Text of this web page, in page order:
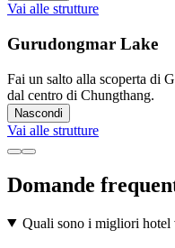
Vai alle strutture
Gurudongmar Lake
Fai un salto alla scoperta di
dal centro di Chungthang.
Nascondi
Vai alle strutture
Domande
Quali sono i migliori hotel